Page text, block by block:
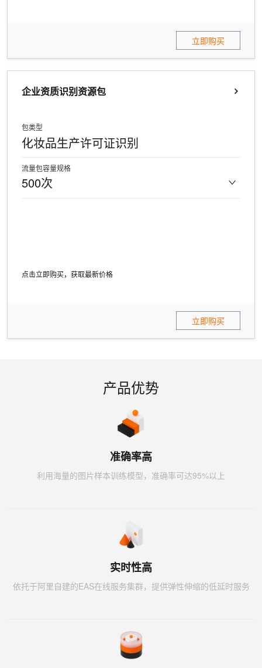
立即购买
企业资质识别资源包
包类型
化妆品生产许可证识别
流量包容量规格
500次
点击立即购买，获取最新价格
立即购买
产品优势
准确率高
利用海量的图片样本训练模型，准确率可达95%以上
实时性高
依托于阿里自建的EAS在线服务集群，提供弹性伸缩的低延时服务